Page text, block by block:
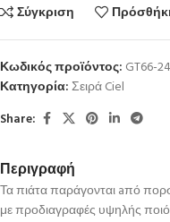
Σύγκριση
Κωδικός προϊόντος: GT66-
Κατηγορία:Σειρά Ciel
Share:
Περιγραφή
Τα πιάτα παράγονται aπό
με προδιαγραφές υψηλής